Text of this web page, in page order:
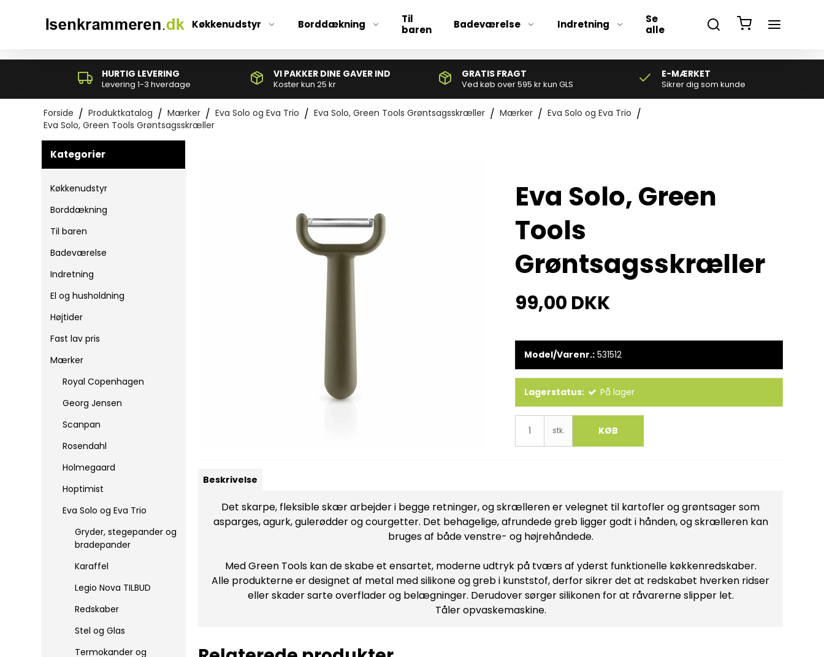
Køkkenudstyr Borddækning
Børnebestik
Bestiksæt
Grillbestik
Til
baren
Badeværelse Indretning
Se
alle
HURTIG LEVERING
Levering 1-3 hverdage
VI PAKKER DINE GAVER IND
Koster kun 25 kr
GRATIS FRAGT
Ved køb over 595 kr kun GLS
E-MÆRKET
Sikrer dig som kunde
Forside / Produktkatalog / Mærker / Eva Solo og Eva Trio / Eva Solo, Green Tools Grøntsagsskræller / Mærker / Eva Solo og Eva Trio /
Eva Solo, Green Tools Grøntsagsskræller
Kategorier
Køkkenudstyr
Borddækning
Til baren
Badeværelse
Indretning
El og husholdning
Højtider
Fast lav pris
Mærker
Royal Copenhagen
Georg Jensen
Scanpan
Rosendahl
Holmegaard
Hoptimist
Eva Solo og Eva Trio
Gryder, stegepander og
bradepander
Karaffel
Legio Nova TILBUD
Redskaber
Stel og Glas
Termokander og
Eva Solo, Green
Tools
Grøntsagsskræller
99,00 DKK
Model/Varenr.: 531512
Lagerstatus: På lager
stk. KØB
Beskrivelse
Det skarpe, fleksible skær arbejder i begge retninger, og skrælleren er velegnet til kartofler og grøntsager som
asparges, agurk, gulerødder og courgetter. Det behagelige, afrundede greb ligger godt i hånden, og skrælleren kan
bruges af både venstre- og højrehåndede.
Med Green Tools kan de skabe et ensartet, moderne udtryk på tværs af yderst funktionelle køkkenredskaber.
Alle produkterne er designet af metal med silikone og greb i kunststof, derfor sikrer det at redskabet hverken ridser
eller skader sarte overflader og belægninger. Derudover sørger silikonen for at råvarerne slipper let.
Tåler opvaskemaskine.